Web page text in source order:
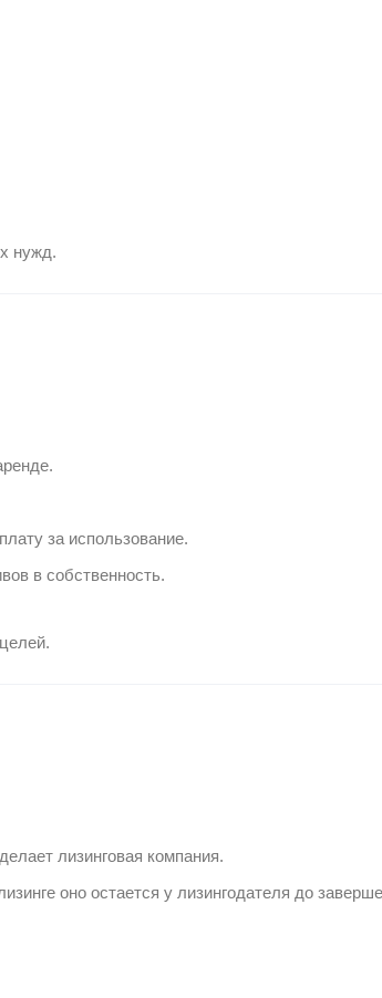
нужд.
за использование.
в собственность.
лизинговая компания.
оно остается у лизингодателя до